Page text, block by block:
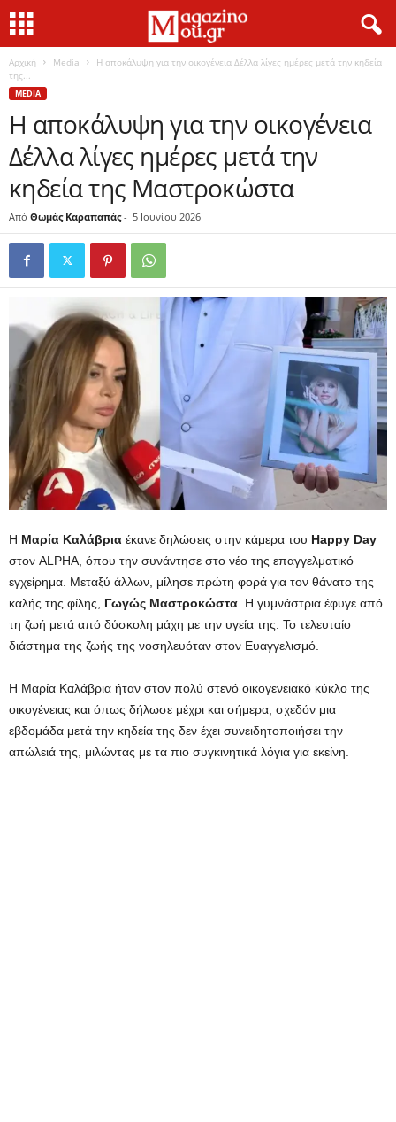
Αρχική Media
Η αποκάλυψη για την οικογένεια Δέλλα λίγες ημέρες μετά την κηδεία
της...
MEDIA
Η αποκάλυψη για την οικογένεια
Δέλλα λίγες ημέρες μετά την
κηδεία της Μαστροκώστα
Από Θωμάς Καραπαπάς- 5 Ιουνίου 2026
Η Μαρία Καλάβρια έκανε δηλώσεις στην κάμερα του Happy Day
στον ALPHA, όπου την συνάντησε στο νέο της επαγγελματικό
εγχείρημα. Μεταξύ άλλων, μίλησε πρώτη φορά για τον θάνατο της
καλής της φίλης, Γωγώς Μαστροκώστα . Η γυμνάστρια έφυγε από
τη ζωή μετά από δύσκολη μάχη με την υγεία της. Το τελευταίο
διάστημα της ζωής της νοσηλευόταν στον Ευαγγελισμό.
Η Μαρία Καλάβρια ήταν στον πολύ στενό οικογενειακό κύκλο της
οικογένειας και όπως δήλωσε μέχρι και σήμερα, σχεδόν μια
εβδομάδα μετά την κηδεία της δεν έχει συνειδητοποιήσει την
απώλειά της, μιλώντας με τα πιο συγκινητικά λόγια για εκείνη.